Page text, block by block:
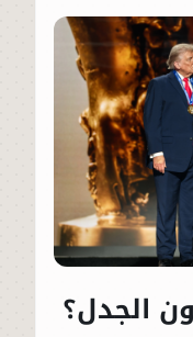
الجدل؟